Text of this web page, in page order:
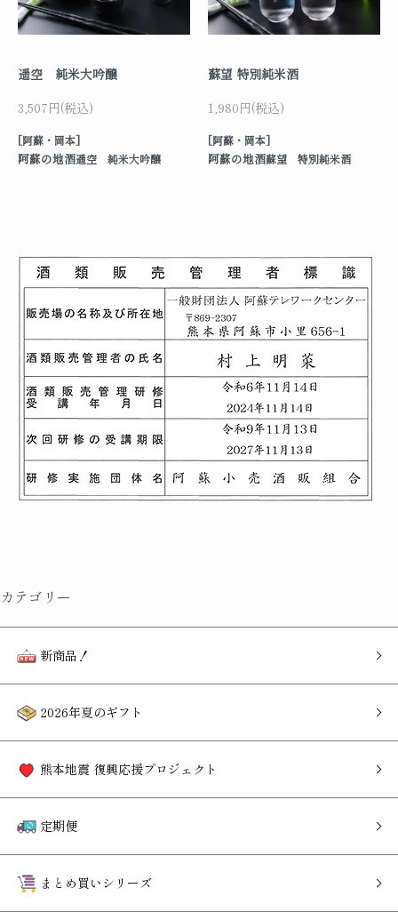
遥空 純米大吟醸
3,507円(税込)
[阿蘇・岡本]
阿蘇の地酒遥空 純米大吟醸
蘇望 特別純米酒
1,980円(税込)
[阿蘇・岡本]
阿蘇の地酒蘇望 特別純米酒
カテゴリー
新商品！
2026年夏のギフト
熊本地震 復興応援プロジェクト
定期便
まとめ買いシリーズ